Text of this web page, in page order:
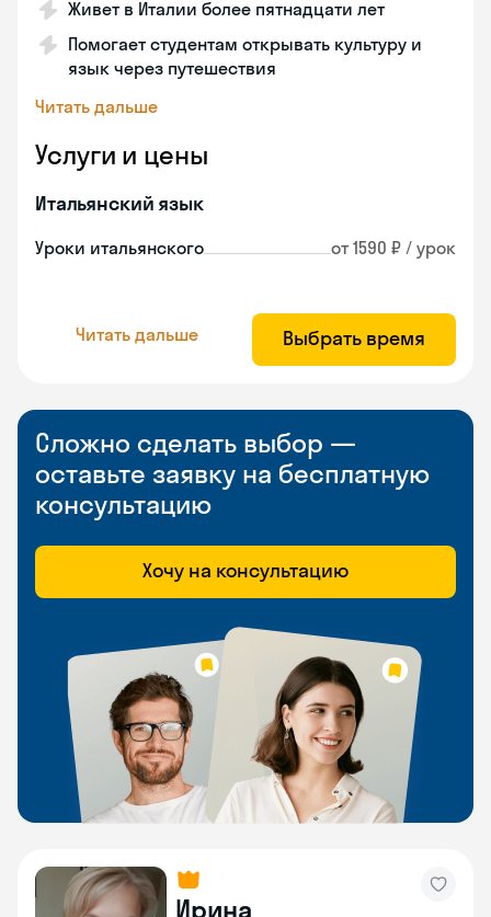
Живет в Италии более пятнадцати лет
Помогает студентам открывать культуру и
язык через путешествия
Читать дальше
Услуги и цены
Итальянский язык
Уроки итальянского от 1590 ₽ / урок
Читать дальше Выбрать время
Сложно сделать выбор —
оставьте заявку на бесплатную
консультацию
Хочу на консультацию
Ирина